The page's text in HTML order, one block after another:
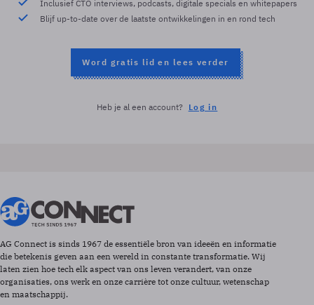
Inclusief CTO interviews, podcasts, digitale specials en whitepapers
Blijf up-to-date over de laatste ontwikkelingen in en rond tech
Word gratis lid en lees verder
Heb je al een account? Log in
AG Connect is sinds 1967 de essentiële bron van ideeën en informatie
die betekenis geven aan een wereld in constante transformatie. Wij
laten zien hoe tech elk aspect van ons leven verandert, van onze
organisaties, ons werk en onze carrière tot onze cultuur, wetenschap
en maatschappij.